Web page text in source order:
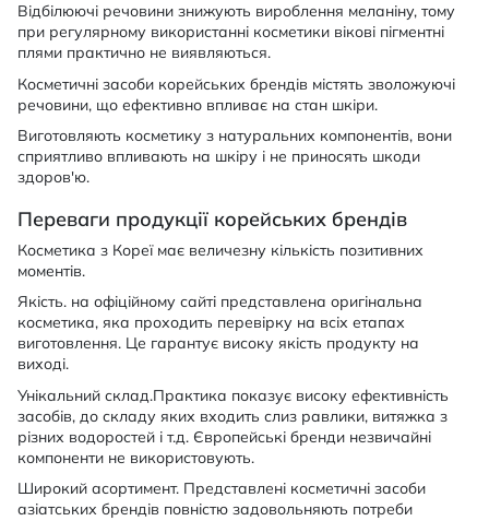
Відбілюючі речовини знижують вироблення меланіну, тому
при регулярному використанні косметики вікові пігментні
плями практично не виявляються.
Косметичні засоби корейських брендів містять зволожуючі
речовини, що ефективно впливає на стан шкіри.
Виготовляють косметику з натуральних компонентів, вони
сприятливо впливають на шкіру і не приносять шкоди
здоров'ю.
Переваги продукції корейських брендів
Косметика з Кореї має величезну кількість позитивних
моментів.
Якість. на офіційному сайті представлена оригінальна
косметика, яка проходить перевірку на всіх етапах
виготовлення. Це гарантує високу якість продукту на
виході.
Унікальний склад.Практика показує високу ефективність
засобів, до складу яких входить слиз равлики, витяжка з
різних водоростей і т.д. Європейські бренди незвичайні
компоненти не використовують.
Широкий асортимент. Представлені косметичні засоби
азіатських брендів повністю задовольняють потреби